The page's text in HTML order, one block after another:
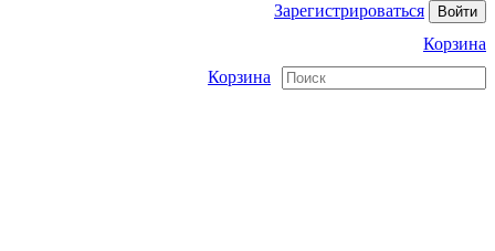
Зарегистрироваться
Корзина
Корзина